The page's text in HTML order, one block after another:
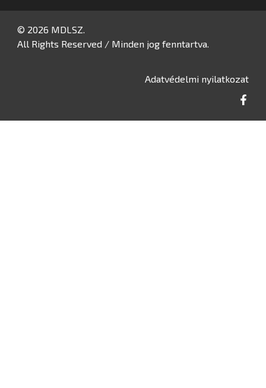
© 2026 MDLSZ.
All Rights Reserved / Minden jog fenntartva.
Adatvédelmi nyilatkozat